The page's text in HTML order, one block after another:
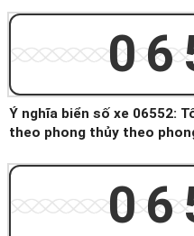
Ý nghĩa biển số xe 06552:
theo phong thủy theo